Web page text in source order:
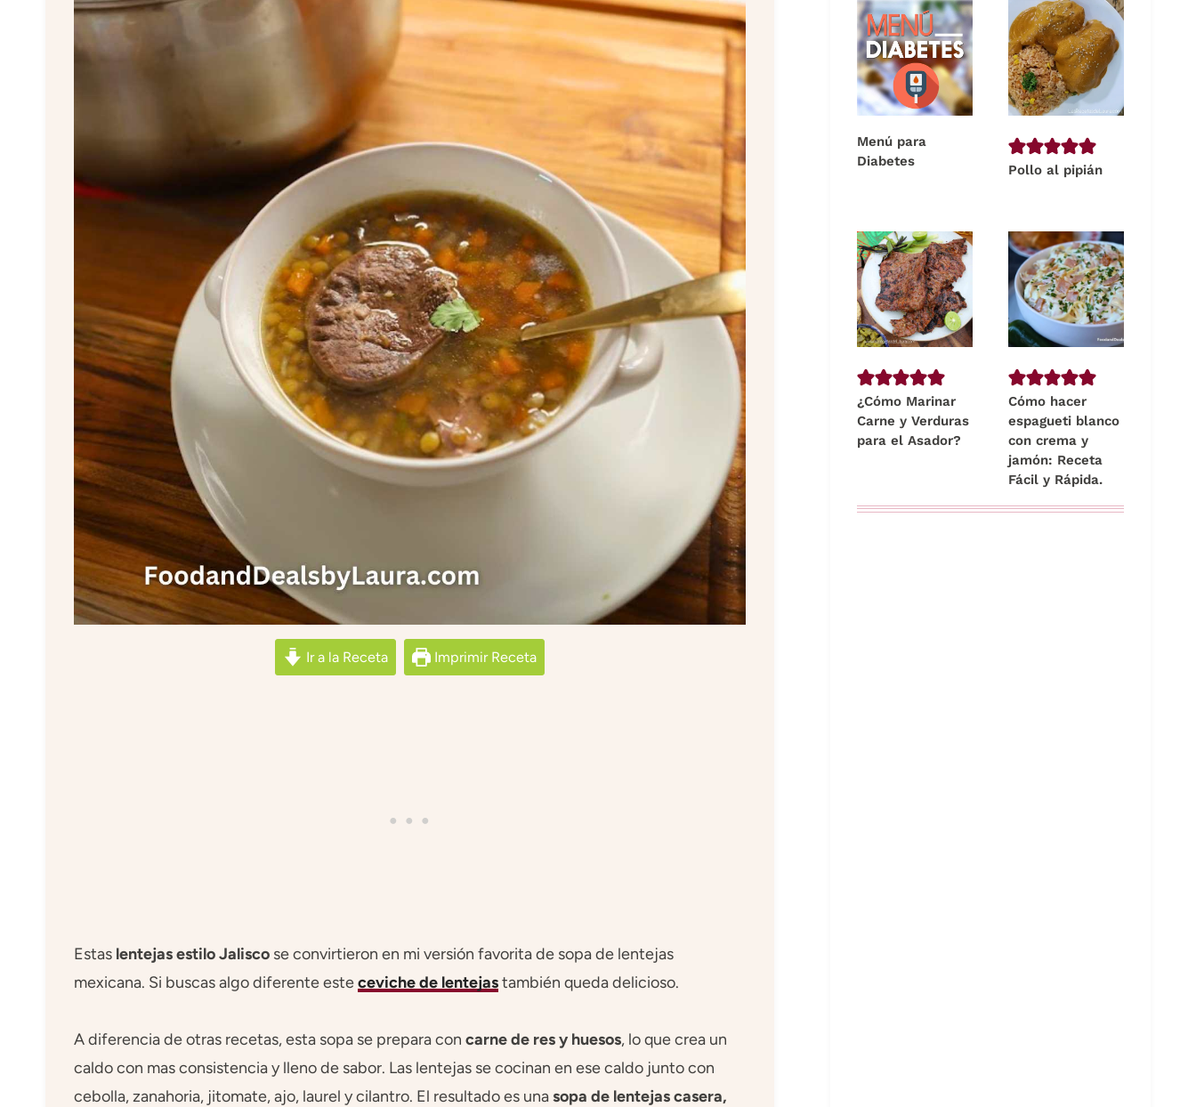
Ir a la Receta Imprimir Receta
Estas lentejas estilo Jalisco se convirtieron en mi versión favorita de sopa de lentejas
mexicana. Si buscas algo diferente esteceviche de lentejastambién queda delicioso.
A diferencia de otras recetas, esta sopa se prepara con carne de res y huesos, lo que crea un
caldo con mas consistencia y lleno de sabor. Las lentejas se cocinan en ese caldo junto con
cebolla, zanahoria, jitomate, ajo, laurel y cilantro. El resultado es unasopa de lentejas casera,
Menú para
Diabetes
Pollo al pipián
¿Cómo Marinar
Carne y Verduras
para el Asador?
Cómo hacer
espagueti blanco
con crema y
jamón: Receta
Fácil y Rápida.